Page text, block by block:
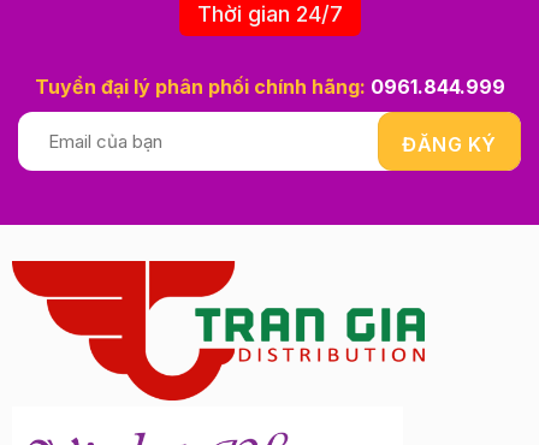
Thời gian 24/7
Tuyển đại lý phân phối chính hãng: 0961.844.999